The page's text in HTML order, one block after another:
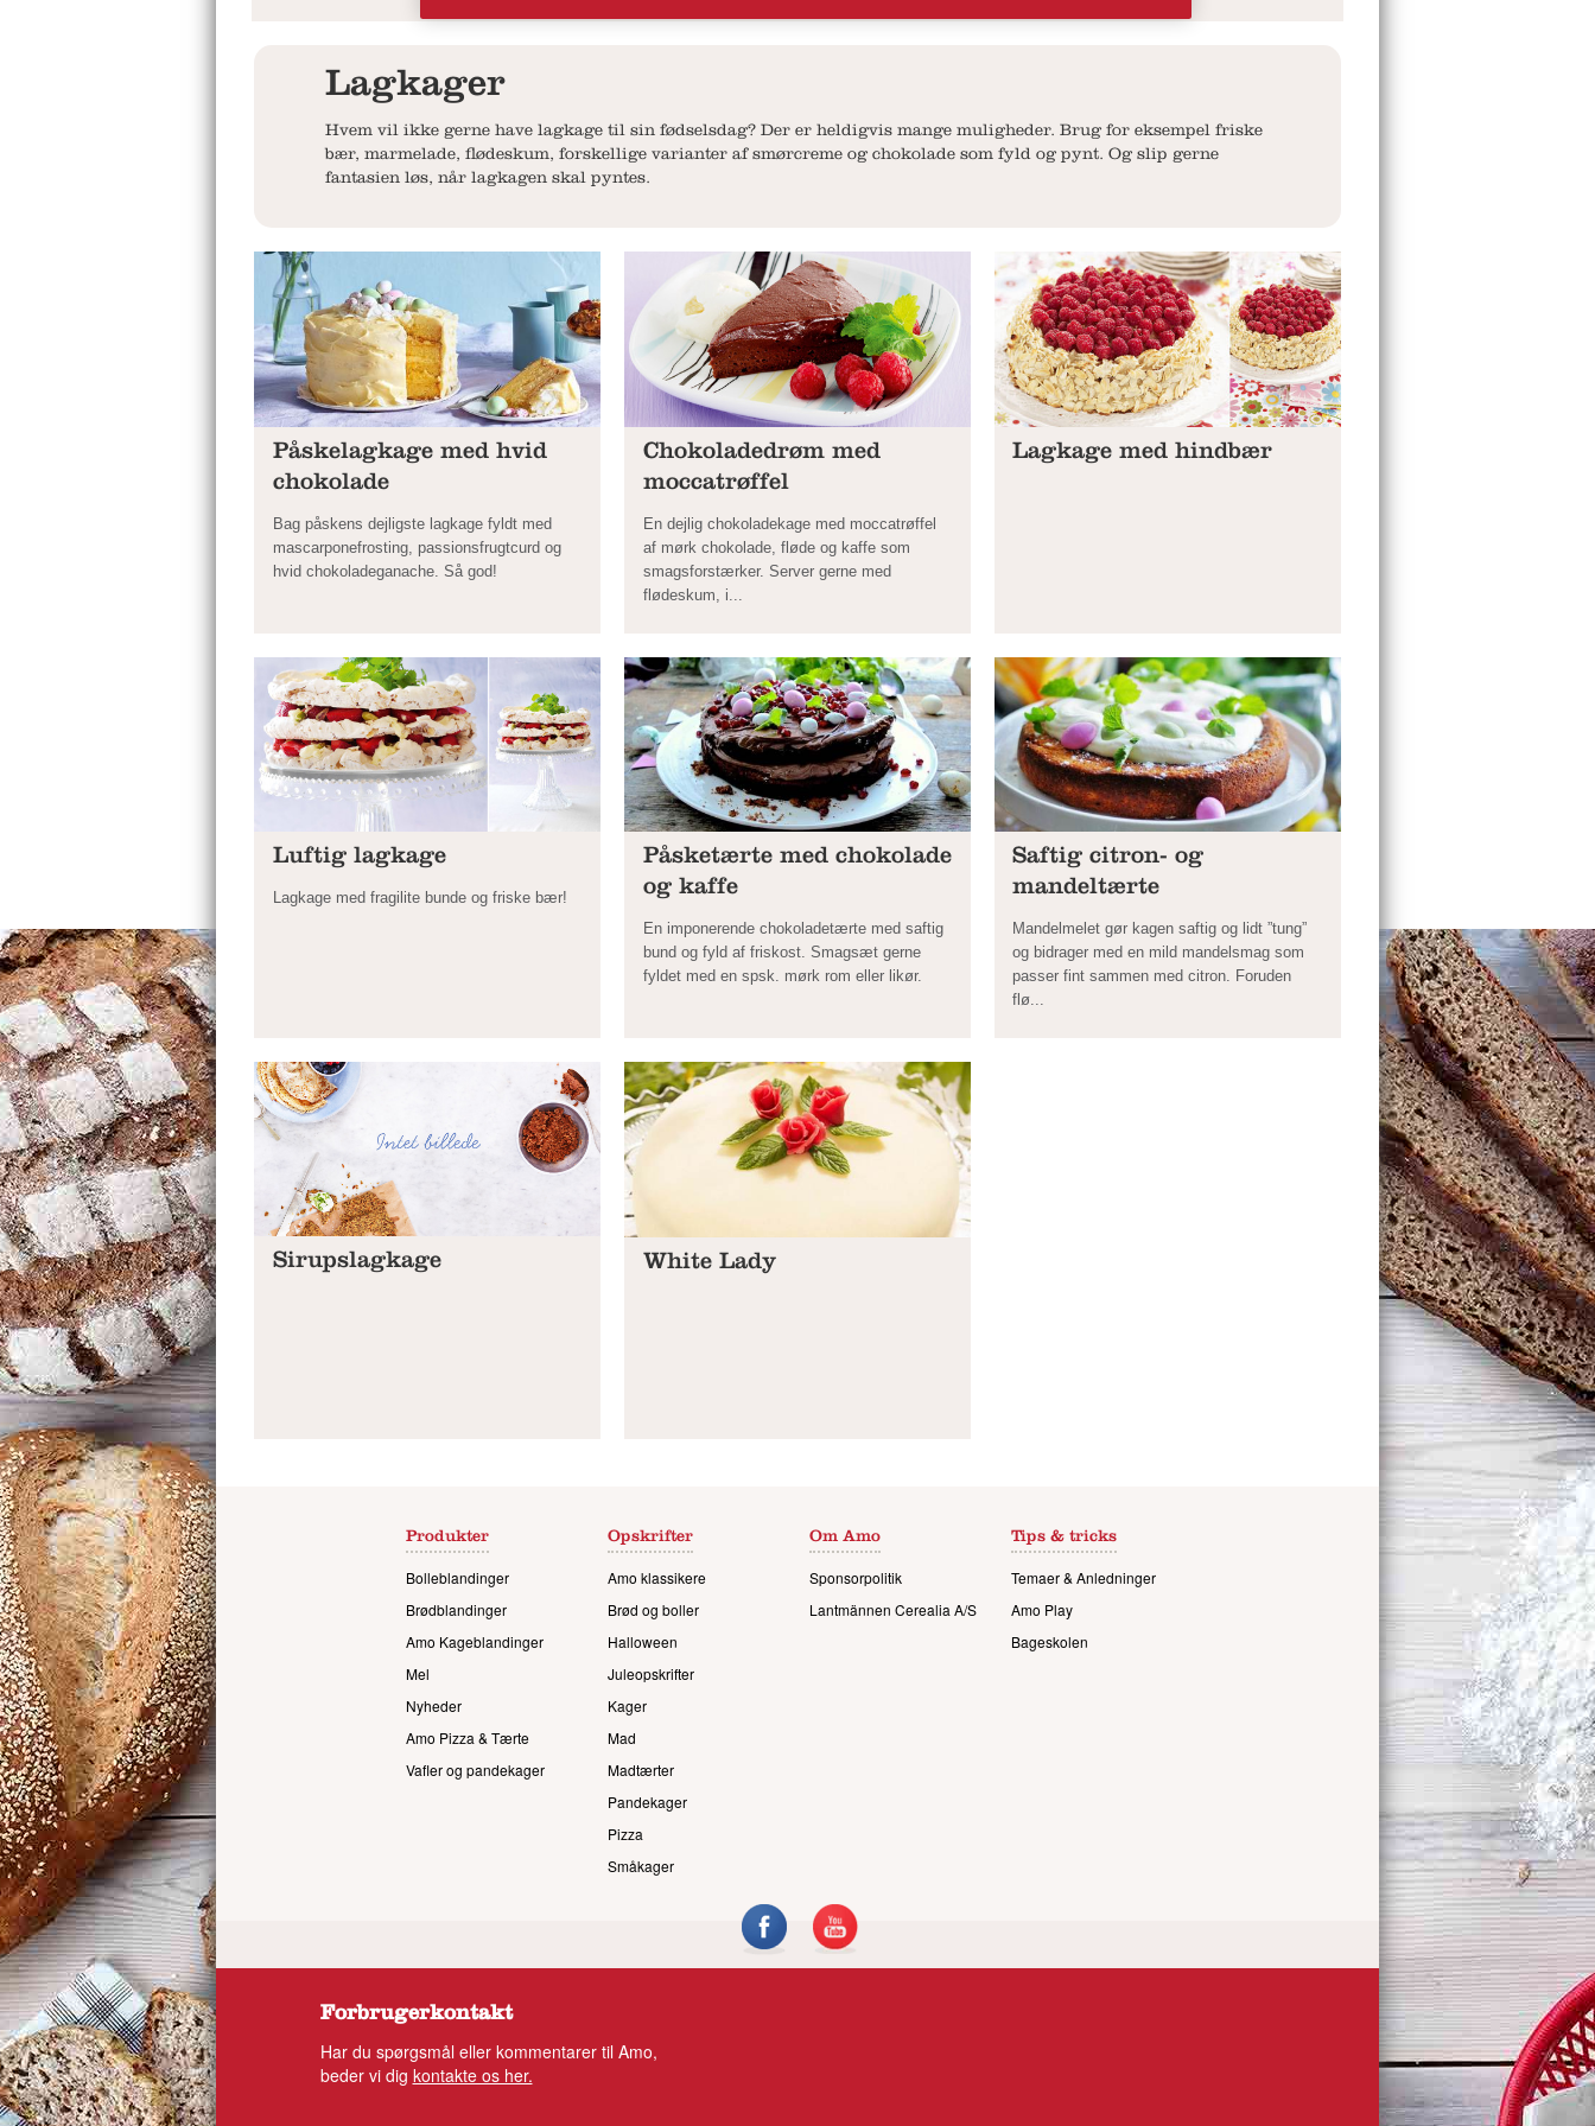
Lagkager
Hvem vil ikke gerne have lagkage til sin fødselsdag? Der er heldigvis mange muligheder. Brug for eksempel friske
bær, marmelade, flødeskum, forskellige varianter af smørcreme og chokolade som fyld og pynt. Og slip gerne
fantasien løs, når lagkagen skal pyntes.
Påskelagkage med hvid
chokolade
Bag påskens dejligste lagkage fyldt med
mascarponefrosting, passionsfrugtcurd og
hvid chokoladeganache. Så god!
Chokoladedrøm med
moccatrøffel
En dejlig chokoladekage med moccatrøffel
af mørk chokolade, fløde og kaffe som
smagsforstærker. Server gerne med
flødeskum, i...
Lagkage med hindbær
Luftig lagkage
Lagkage med fragilite bunde og friske bær!
Påsketærte med chokolade
og kaffe
En imponerende chokoladetærte med saftig
bund og fyld af friskost. Smagsæt gerne
fyldet med en spsk. mørk rom eller likør.
Saftig citron- og
mandeltærte
Mandelmelet gør kagen saftig og lidt ”tung”
og bidrager med en mild mandelsmag som
passer fint sammen med citron. Foruden
flø...
Sirupslagkage White Lady
Produkter
Bolleblandinger
Brødblandinger
Amo Kageblandinger
Mel
Nyheder
Amo Pizza & Tærte
Vafler og pandekager
Opskrifter
Amo klassikere
Brød og boller
Halloween
Juleopskrifter
Kager
Mad
Madtærter
Pandekager
Pizza
Småkager
Om Amo
Sponsorpolitik
Lantmännen Cerealia A/S
Tips & tricks
Temaer & Anledninger
Amo Play
Bageskolen
Forbrugerkontakt
Har du spørgsmål eller kommentarer til Amo,
beder vi dig kontakte os her.